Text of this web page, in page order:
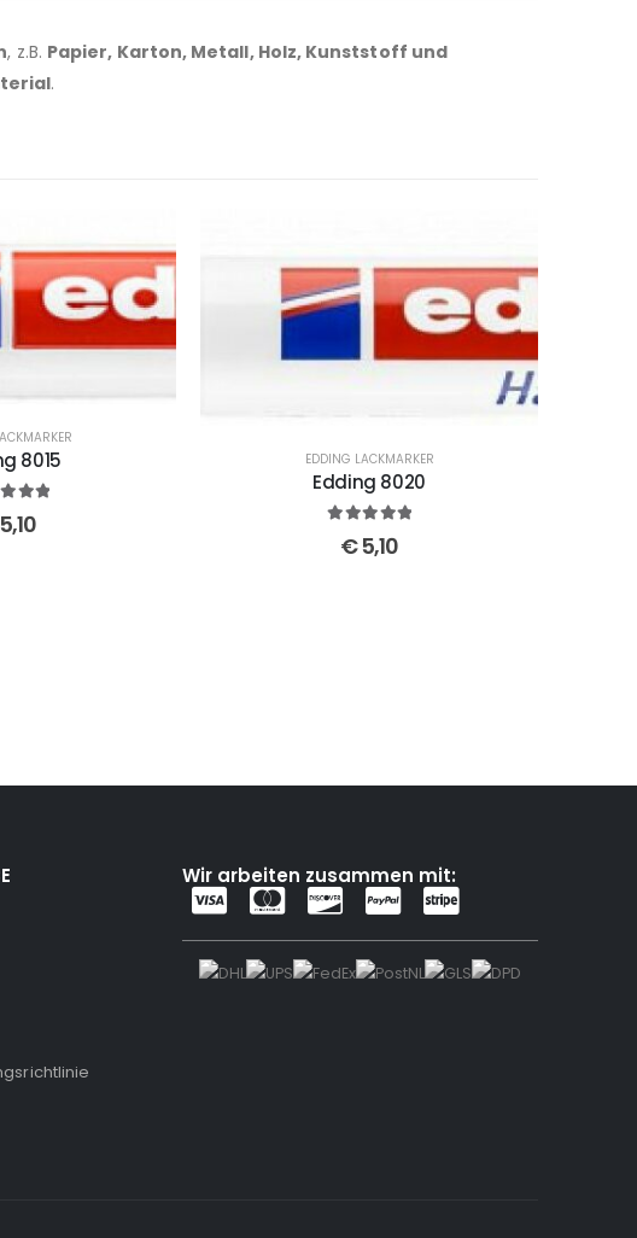
, z.B. Papier, Karton, Metall, Holz, Kunststoff und
.
8015
of 5
EDDING LACKMARKER
Edding 8020
out of 5
€5,10
Wir arbeiten zusammen mit: